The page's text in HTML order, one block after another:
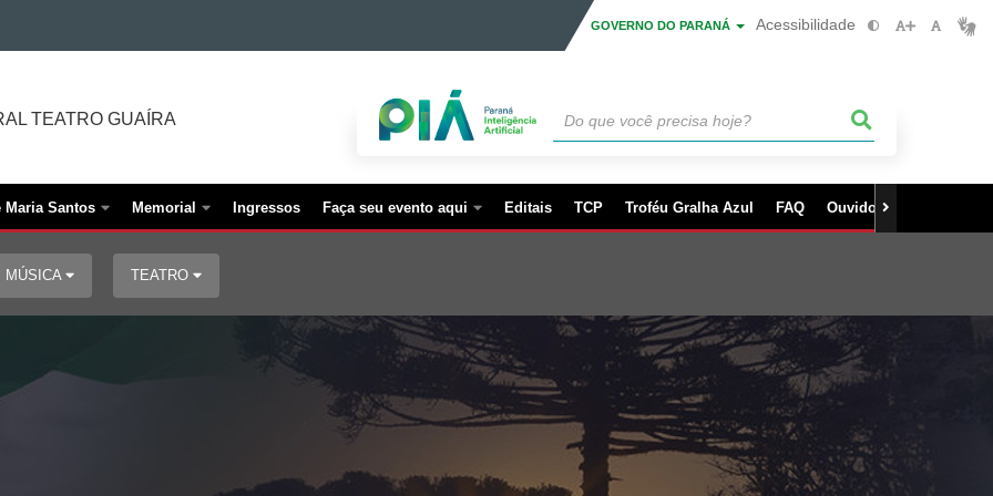
GOVERNO DO PARANÁ Acessibilidade
TEATRO GUAÍRA
Maria Santos Memorial Ingressos Faça seu evento aqui Editais TCP Troféu Gralha Azul FAQ Ouvidoria
MÚSICA TEATRO